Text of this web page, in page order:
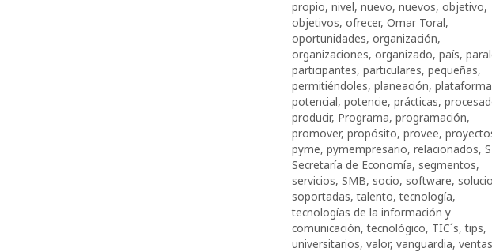
propio, nivel, nuevo, nuevos, objetivo,
objetivos, ofrecer, Omar Toral,
oportunidades, organización,
organizaciones, organizado, país,
participantes, particulares, pequeñas,
permitiéndoles, planeación,
potencial, potencie, prácticas,
producir, Programa, programación,
promover, propósito, provee,
pyme, pymempresario, relacionados,
Secretaría de Economía, segmentos,
servicios, SMB, socio, software,
soportadas,talento,tecnología,
tecnologías de la información y
comunicación,tecnológico, TIC´s,tips,
universitarios, valor, vanguardia, ventas